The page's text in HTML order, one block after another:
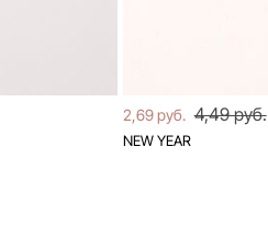
2,69 руб. 4,49 руб.
NEW YEAR